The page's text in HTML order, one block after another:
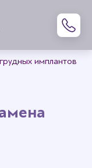
имплантов